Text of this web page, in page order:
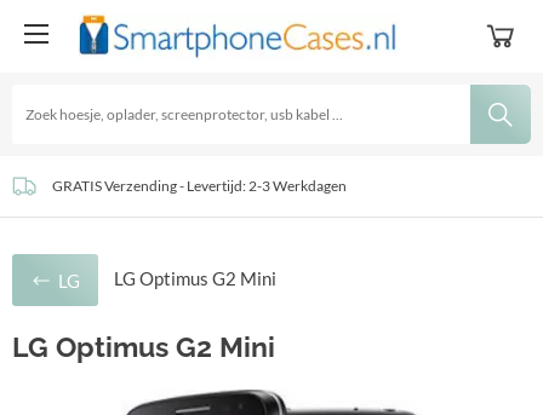
GRATIS Verzending - Levertijd: 2-3 Werkdagen
Goedkoopste accessoires sinds 2016!
iDeal, Creditcard, Paypal of Bancontact
LG LG Optimus G2 Mini
LG Optimus G2 Mini